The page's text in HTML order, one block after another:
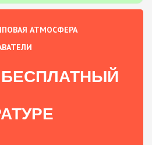
АТМОСФЕРА
БЕСПЛАТНЫЙ